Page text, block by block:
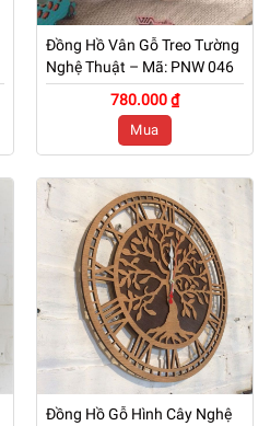
Đồng Hồ Vân Gỗ Treo Tường
Nghệ Thuật – Mã: PNW 046
780.000 ₫
Mua
Đồng Hồ Gỗ Hình Cây Nghệ